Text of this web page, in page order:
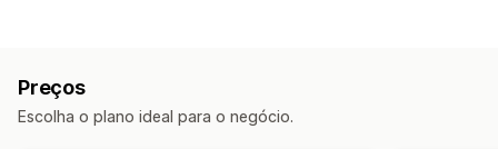
Reversão
Gerenciamento de descontos
Preços
Escolha o plano ideal para o negócio.